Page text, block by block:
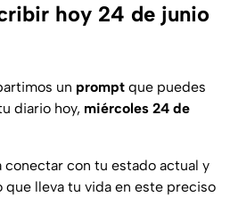
hoy 24 de junio
un prompt que puedes
diario hoy, miércoles 24 de
conectar con tu estado actual y
lleva tu vida en este preciso